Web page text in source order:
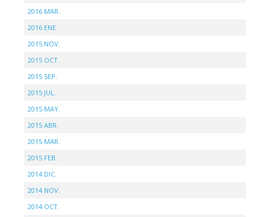
2016 MAR.
2016 ENE.
2015 NOV.
2015 OCT.
2015 SEP.
2015 JUL.
2015 MAY.
2015 ABR.
2015 MAR.
2015 FEB.
2014 DIC.
2014 NOV.
2014 OCT.